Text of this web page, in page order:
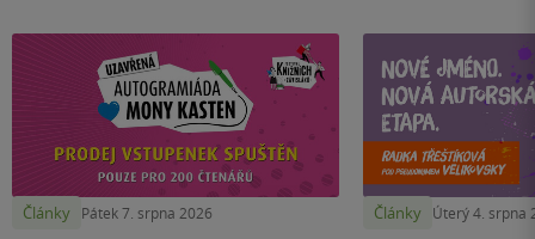
Články Pátek 7. srpna 2026 Články Úterý 4. srpna